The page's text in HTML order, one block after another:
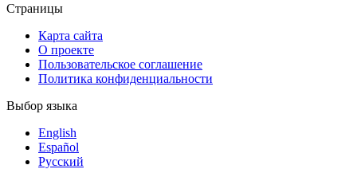
Страницы
Карта сайта
О проекте
Пользовательское соглашение
Политика конфиденциальности
Выбор языка
English
Español
Русский